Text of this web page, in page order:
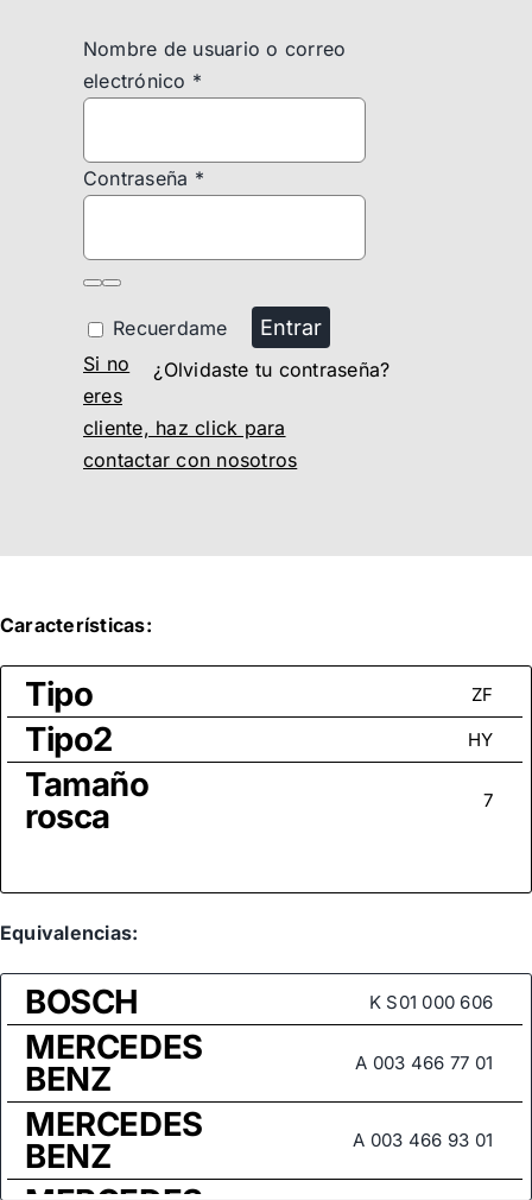
Nombre de usuario o correo
electrónico *
Contraseña *
Recuerdame Entrar
¿Olvidaste tu contraseña?
Si no
eres
cliente, haz click para
contactar con nosotros
Características:
Tipo ZF
Tipo2 HY
Tamaño
rosca 7
Equivalencias:
BOSCH K S01 000 606
MERCEDES
BENZ A 003 466 77 01
MERCEDES
BENZ A 003 466 93 01